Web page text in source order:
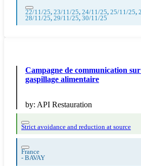
22/11/25, 23/11/25, 24/11/25, 25/11/25,
28/11/25, 29/11/25, 30/11/25
Campagne de communication
gaspillage alimentaire
by: API Restauration
Strict avoidance and reduction at source
France
- BAVAY